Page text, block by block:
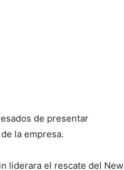
​​de presentar
la empresa.
liderara el rescate del New